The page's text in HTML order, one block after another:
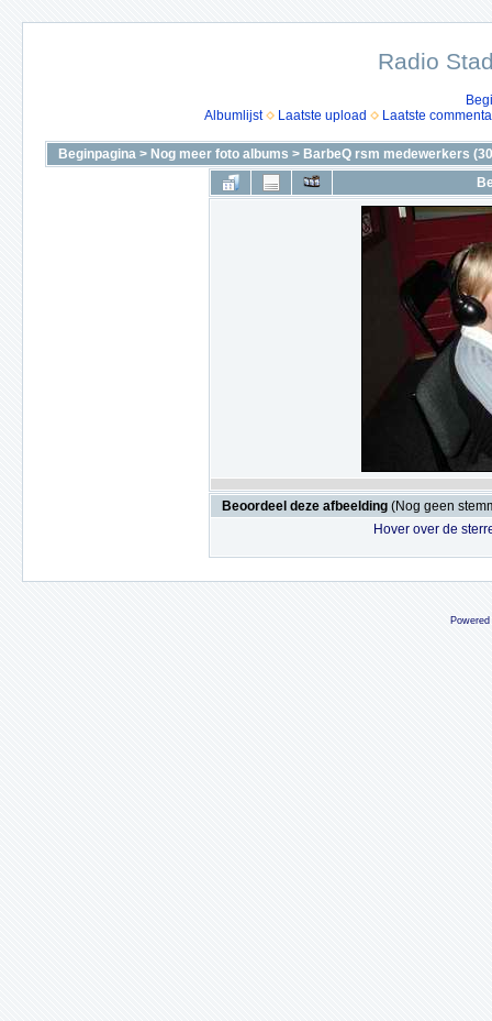
Radio
Albumlijst
Laatste upload Laatste
Beginpagina > Nog meer foto albums > BarbeQ rsm medewerkers
Beoordeel deze afbeelding (Nog geen
Hover over de